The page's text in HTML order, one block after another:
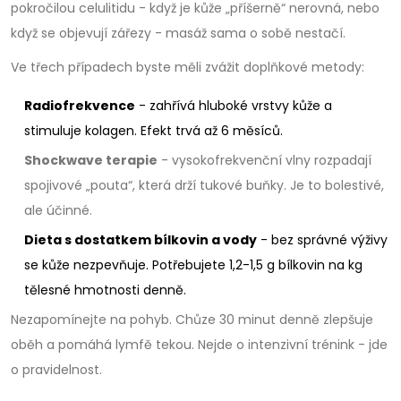
pokročilou celulitidu - když je kůže „příšerně“ nerovná, nebo
když se objevují zářezy - masáž sama o sobě nestačí.
Ve třech případech byste měli zvážit doplňkové metody:
Radiofrekvence - zahřívá hluboké vrstvy kůže a
stimuluje kolagen. Efekt trvá až 6 měsíců.
Shockwave terapie - vysokofrekvenční vlny rozpadají
spojivové „pouta“, která drží tukové buňky. Je to bolestivé,
ale účinné.
Dieta s dostatkem bílkovin a vody - bez správné výživy
se kůže nezpevňuje. Potřebujete 1,2-1,5 g bílkovin na kg
tělesné hmotnosti denně.
Nezapomínejte na pohyb. Chůze 30 minut denně zlepšuje
oběh a pomáhá lymfě tekou. Nejde o intenzivní trénink - jde
o pravidelnost.